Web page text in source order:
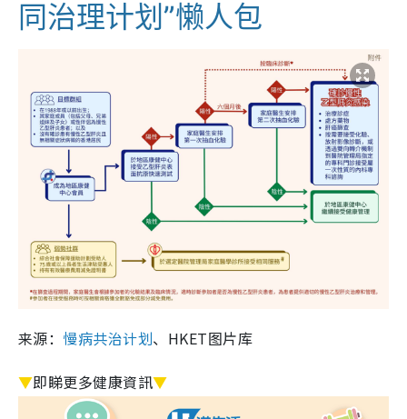
同治理计划”懒人包
来源：慢病共治计划、HKET图片库
▼即睇更多健康資訊▼